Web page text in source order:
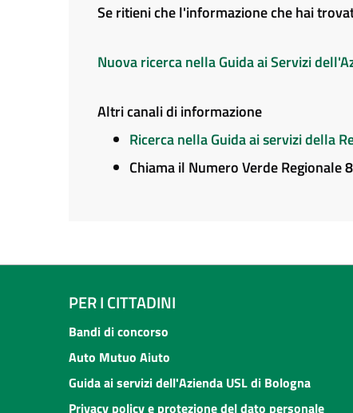
Se ritieni che l'informazione che hai
Nuova ricerca nella Guida ai Servizi
Altri canali di informazione
Ricerca nella Guida ai servizi della
Chiama il Numero Verde Regionale
PER I CITTADINI
Bandi di concorso
Auto Mutuo Aiuto
Guida ai servizi dell'Azienda USL di Bologna
Privacy policy e protezione del dato personale